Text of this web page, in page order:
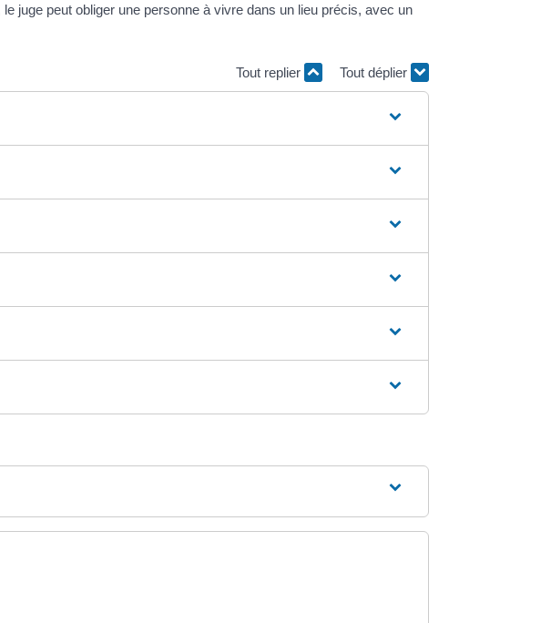
juge peut obliger une personne à vivre dans un lieu précis, avec un
Tout replier Tout déplier